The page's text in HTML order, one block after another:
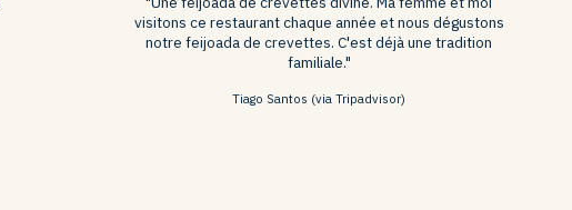
visitons ce restaurant chaque année et nous dégustons
notre feijoada de crevettes. C'est déjà une tradition
familiale."
Tiago Santos (via Tripadvisor)